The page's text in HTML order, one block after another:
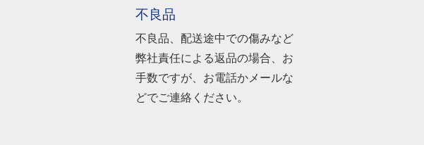
不良品
不良品、配送途中での傷みなど
弊社責任による返品の場合、お
手数ですが、お電話かメールな
どでご連絡ください。